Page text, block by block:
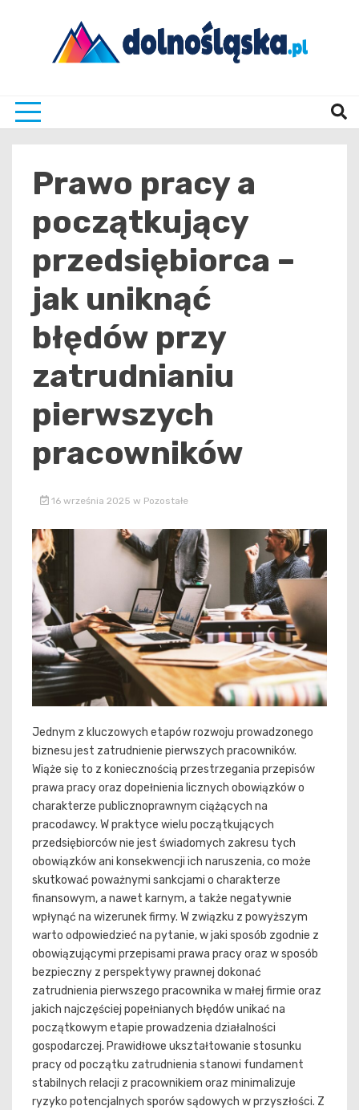
Prawo pracy a
początkujący
przedsiębiorca –
jak uniknąć
błędów przy
zatrudnianiu
pierwszych
pracowników
16 września 2025 w Pozostałe
Jednym z kluczowych etapów rozwoju prowadzonego
biznesu jest zatrudnienie pierwszych pracowników.
Wiąże się to z koniecznością przestrzegania przepisów
prawa pracy oraz dopełnienia licznych obowiązków o
charakterze publicznoprawnym ciążących na
pracodawcy. W praktyce wielu początkujących
przedsiębiorców nie jest świadomych zakresu tych
obowiązków ani konsekwencji ich naruszenia, co może
skutkować poważnymi sankcjami o charakterze
finansowym, a nawet karnym, a także negatywnie
wpłynąć na wizerunek firmy. W związku z powyższym
warto odpowiedzieć na pytanie, w jaki sposób zgodnie z
obowiązującymi przepisami prawa pracy oraz w sposób
bezpieczny z perspektywy prawnej dokonać
zatrudnienia pierwszego pracownika w małej firmie oraz
jakich najczęściej popełnianych błędów unikać na
początkowym etapie prowadzenia działalności
gospodarczej. Prawidłowe ukształtowanie stosunku
pracy od początku zatrudnienia stanowi fundament
stabilnych relacji z pracownikiem oraz minimalizuje
ryzyko potencjalnych sporów sądowych w przyszłości. Z